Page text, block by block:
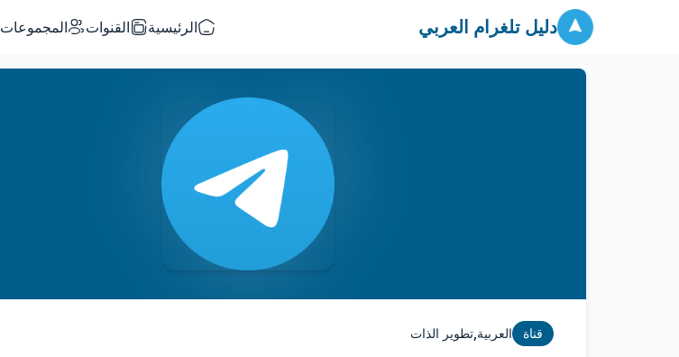
دليل تلغرام العربي الرئيسية القنوات المجموعات
قناة العربية,تطوير الذات